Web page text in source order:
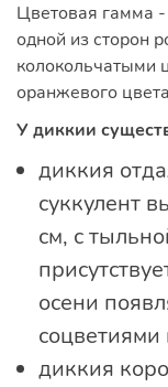
Цветовая гамма
одной из сторон
колокольчатыми
оранжевого
У диккии
диккия
суккулент
см, с
осени
диккия